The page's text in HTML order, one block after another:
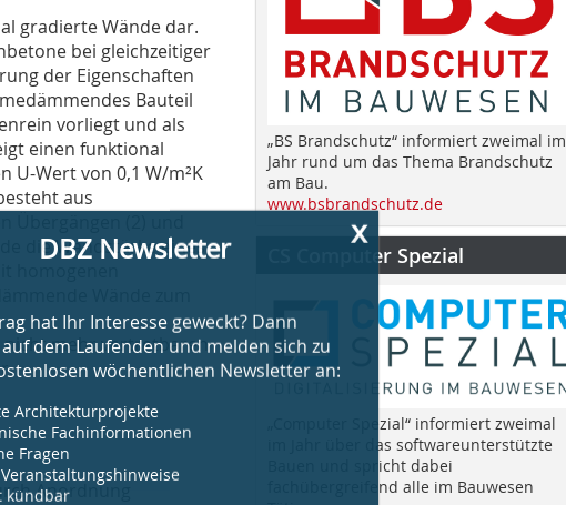
gradierte Wände dar.
bei gleichzeitiger
der Eigenschaften
Bauteil
vorliegt und als
einen funktional
U-Wert von 0,1 W/m²K
aus
(2) und
die Wandstärke eines
homogenen
Wände zum
mehr vertretbaren
Anordnung
hat Ihr Interesse geweckt? Dann
dem Laufenden und melden sich zu
wöchentlichen Newsletter an:
Architekturprojekte
Fachinformationen
Fragen
kündbar
Hier klicken
FriendlyCaptcha ⇗
Datenschutz, Analyse, Widerruf
„BS Brandschutz“ informiert zweimal im
Jahr rund um das Thema Brandschutz
am Bau.
www.bsbrandschutz.de
CS Computer Spezial
„Computer Spezial“ informiert zweimal
im Jahr über das softwareunterstützte
Bauen und spricht dabei
fachübergreifend alle im Bauwesen